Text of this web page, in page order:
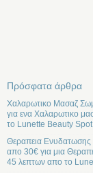
Πρόσφατα άρθρα
Χαλαρωτικο Μασαζ
για ενα Χαλαρωτικο
το Lunette Beauty Spot
Θεραπεια
απο 30€ για μια
45 λεπτων απο το